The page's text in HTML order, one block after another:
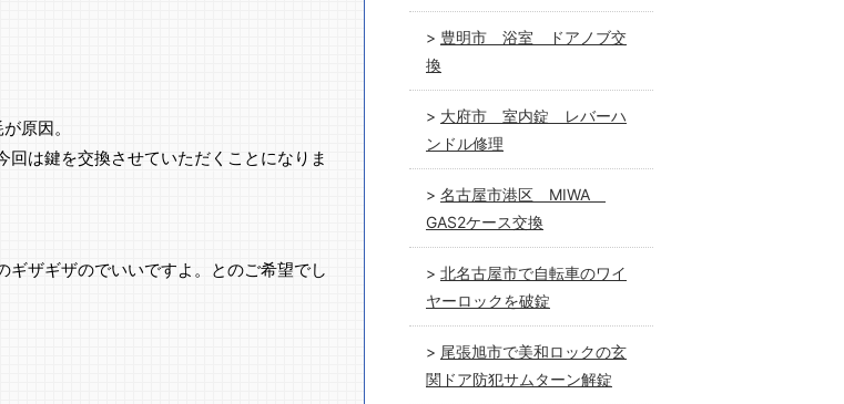
原因。
は鍵を交換させていただくことになりま
ギザギザのでいいですよ。とのご希望でし
豊明市 浴室 ドアノブ交
換
大府市 室内錠 レバーハ
ンドル修理
名古屋市港区 MIWA
GAS2ケース交換
北名古屋市で自転車のワイ
ヤーロックを破錠
尾張旭市で美和ロックの玄
関ドア防犯サムターン解錠